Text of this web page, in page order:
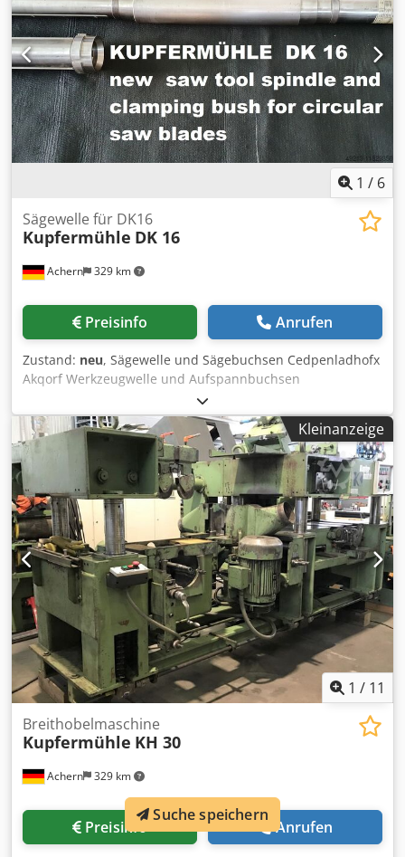
1 / 6
Achern 329 km
Sägewelle für DK16
Kupfermühle DK 16
Preisinfo Anrufen
Zustand: neu, Sägewelle und Sägebuchsen Cedpenladhofx
Akqorf Werkzeugwelle und Aufspannbuchsen
Kleinanzeige
1 / 11
Achern 329 km
Breithobelmaschine
Kupfermühle KH 30
Preisinfo Anrufen
Suche speichern